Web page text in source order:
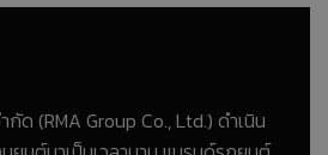
กัด (RMA Group Co., Ltd.) ดำเนิน